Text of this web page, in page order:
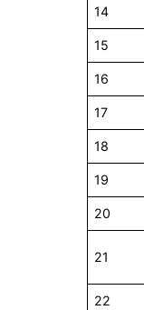
14
15
16
17
18
19
20
21
22